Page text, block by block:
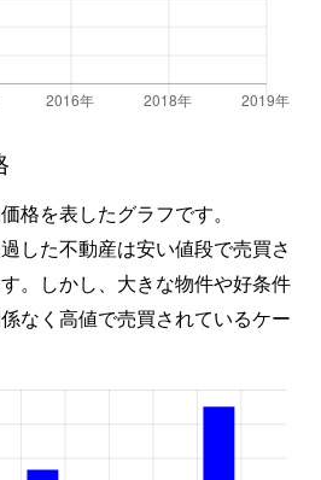
格を表したグラフです。
した不動産は安い値段で売買さ
。しかし、大きな物件や好条件
なく高値で売買されているケー